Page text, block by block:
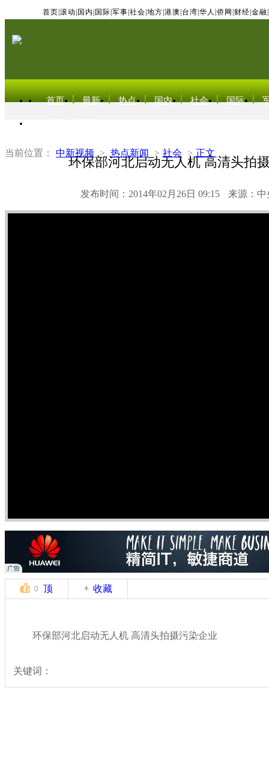
首页 滚动 国内 国际 军事 社会 地方 港澳 台湾 华人 侨网 财经 金融
首页 最新 热点 国内 社会 国际
当前位置： 中新视频 > 热点新闻 > 社会 > 正文
环保部河北启动无人机 高清头拍
发布时间：2014年02月26日 09:15 来源：中
0 顶 收藏
环保部河北启动无人机 高清头拍摄污染企业
关键词：